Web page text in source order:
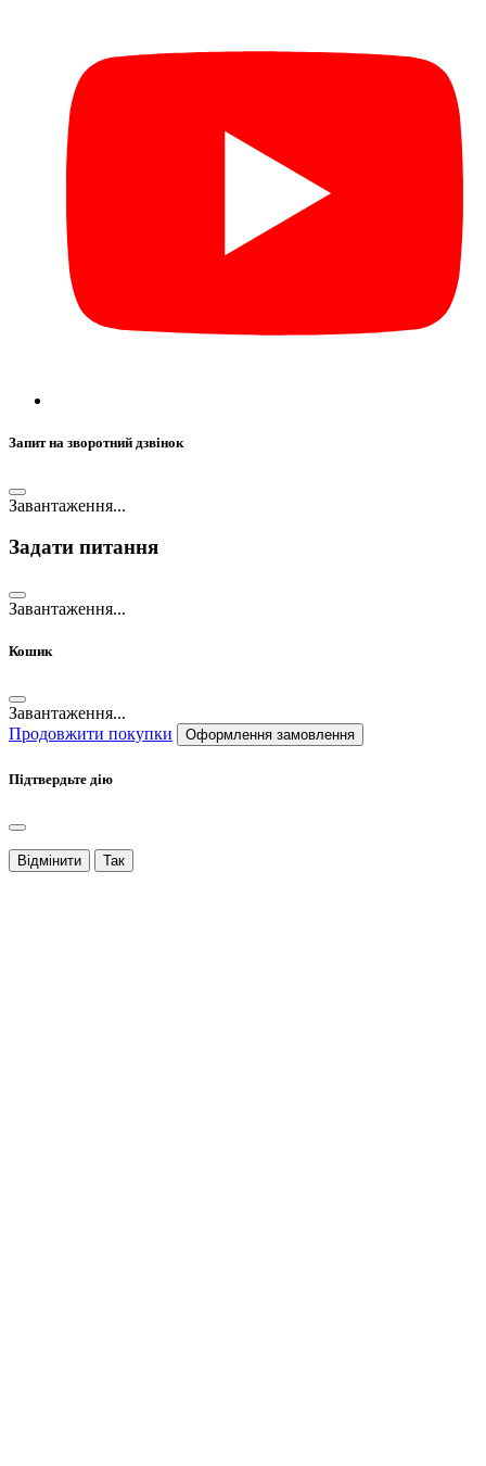
Запит на зворотний дзвінок
Завантаження...
Задати питання
Завантаження...
Кошик
Завантаження...
Продовжити покупки
Оформлення замовлення
Підтвердьте дію
Відмінити Так